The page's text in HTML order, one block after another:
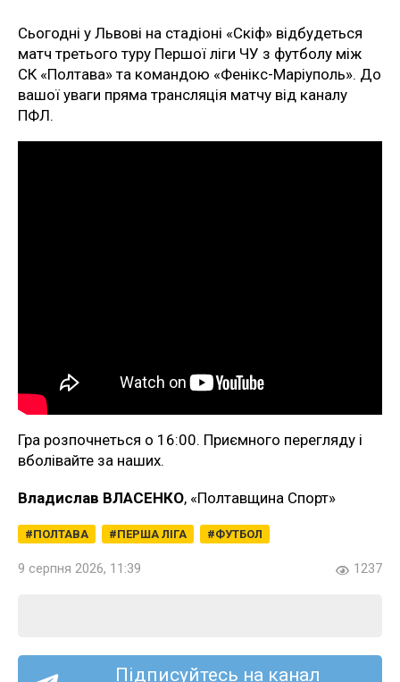
Сьогодні у Львові на стадіоні «Скіф» відбудеться
матч третього туру Першої ліги ЧУ з футболу між
СК «Полтава» та командою «Фенікс-Маріуполь». До
вашої уваги пряма трансляція матчу від каналу
ПФЛ.
Гра розпочнеться о 16:00. Приємного перегляду і
вболівайте за наших.
Владислав ВЛАСЕНКО, «Полтавщина Спорт»
ПОЛТАВА ПЕРША ЛІГА ФУТБОЛ
9 серпня 2026, 11:39 1237
Підписуйтесь на канал